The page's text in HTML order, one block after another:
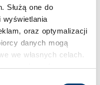
Służą one do
wyświetlania
oraz optymalizacji
danych mogą
we własnych celach.
oparciu o równowagę